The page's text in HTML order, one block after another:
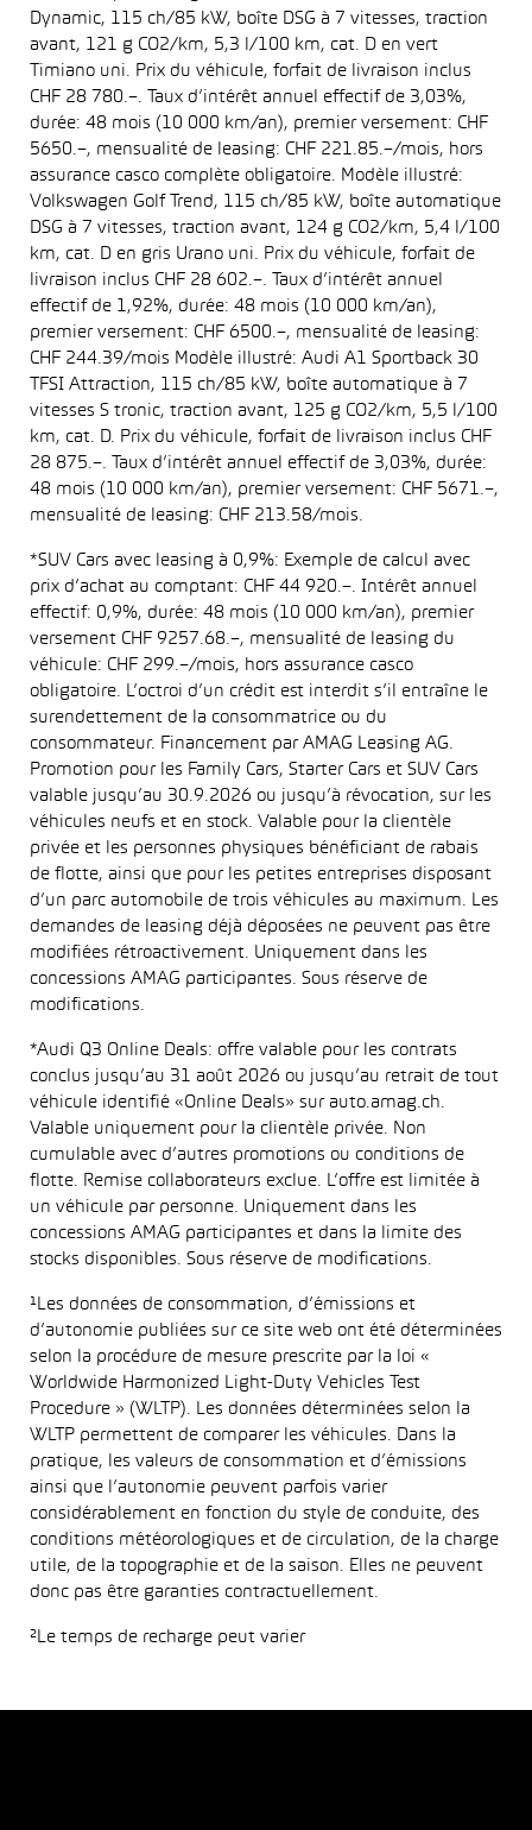
Dynamic, 115 ch/85 kW, boîte DSG à 7 vitesses, traction
avant, 121 g CO2/km, 5,3 l/100 km, cat. D en vert
Timiano uni. Prix du véhicule, forfait de livraison inclus
CHF 28 780.–. Taux d’intérêt annuel effectif de 3,03%,
durée: 48 mois (10 000 km/an), premier versement: CHF
5650.–, mensualité de leasing: CHF 221.85.–/mois, hors
assurance casco complète obligatoire. Modèle illustré:
Volkswagen Golf Trend, 115 ch/85 kW, boîte automatique
DSG à 7 vitesses, traction avant, 124 g CO2/km, 5,4 l/100
km, cat. D en gris Urano uni. Prix du véhicule, forfait de
livraison inclus CHF 28 602.–. Taux d’intérêt annuel
effectif de 1,92%, durée: 48 mois (10 000 km/an),
premier versement: CHF 6500.–, mensualité de leasing:
CHF 244.39/mois Modèle illustré: Audi A1 Sportback 30
TFSI Attraction, 115 ch/85 kW, boîte automatique à 7
vitesses S tronic, traction avant, 125 g CO2/km, 5,5 l/100
km, cat. D. Prix du véhicule, forfait de livraison inclus CHF
28 875.–. Taux d’intérêt annuel effectif de 3,03%, durée:
48 mois (10 000 km/an), premier versement: CHF 5671.–,
mensualité de leasing: CHF 213.58/mois.
*SUV Cars avec leasing à 0,9%: Exemple de calcul avec
prix d’achat au comptant: CHF 44 920.–. Intérêt annuel
effectif: 0,9%, durée: 48 mois (10 000 km/an), premier
versement CHF 9257.68.–, mensualité de leasing du
véhicule: CHF 299.–/mois, hors assurance casco
obligatoire. L’octroi d’un crédit est interdit s’il entraîne le
surendettement de la consommatrice ou du
consommateur. Financement par AMAG Leasing AG.
Promotion pour les Family Cars, Starter Cars et SUV Cars
valable jusqu’au 30.9.2026 ou jusqu’à révocation, sur les
véhicules neufs et en stock. Valable pour la clientèle
privée et les personnes physiques bénéficiant de rabais
de flotte, ainsi que pour les petites entreprises disposant
d’un parc automobile de trois véhicules au maximum. Les
demandes de leasing déjà déposées ne peuvent pas être
modifiées rétroactivement. Uniquement dans les
concessions AMAG participantes. Sous réserve de
modifications.
*Audi Q3 Online Deals: offre valable pour les contrats
conclus jusqu’au 31 août 2026 ou jusqu’au retrait de tout
véhicule identifié «Online Deals» sur auto.amag.ch.
Valable uniquement pour la clientèle privée. Non
cumulable avec d’autres promotions ou conditions de
flotte. Remise collaborateurs exclue. L’offre est limitée à
un véhicule par personne. Uniquement dans les
concessions AMAG participantes et dans la limite des
stocks disponibles. Sous réserve de modifications.
¹Les données de consommation, d’émissions et
d’autonomie publiées sur ce site web ont été déterminées
selon la procédure de mesure prescrite par la loi «
Worldwide Harmonized Light-Duty Vehicles Test
Procedure » (WLTP). Les données déterminées selon la
WLTP permettent de comparer les véhicules. Dans la
pratique, les valeurs de consommation et d’émissions
ainsi que l’autonomie peuvent parfois varier
considérablement en fonction du style de conduite, des
conditions météorologiques et de circulation, de la charge
utile, de la topographie et de la saison. Elles ne peuvent
donc pas être garanties contractuellement.
²Le temps de recharge peut varier